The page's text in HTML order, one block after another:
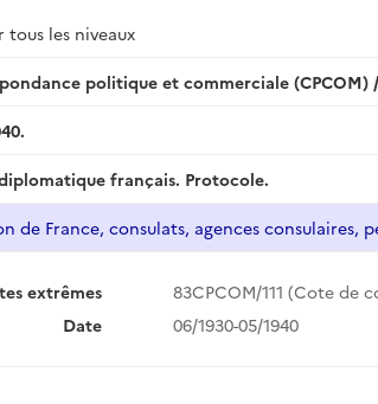
tous les niveaux
politique et commerciale (CPCOM)
français. Protocole.
de France, consulats, agences consulaires,
extrêmes
83CPCOM/111 (Cote de
Date
06/1930-05/1940